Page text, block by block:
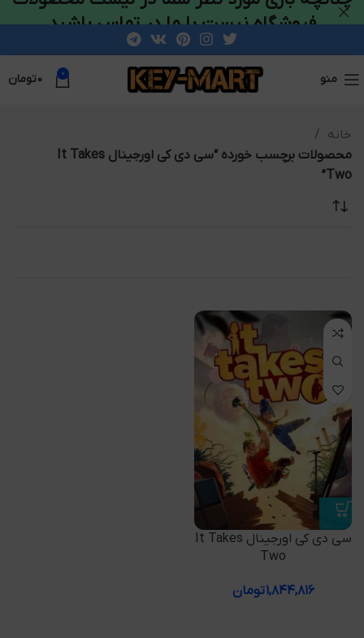
منو 0 ۰تومان
خانه
محصولات برچسب خورده “سی دی کی اورجینال It Takes
Two”
سی دی کی اورجینال It Takes
Two
۱,۸۴۴,۸۱۶تومان
فروشگاه نیست با ما در تماس باشید